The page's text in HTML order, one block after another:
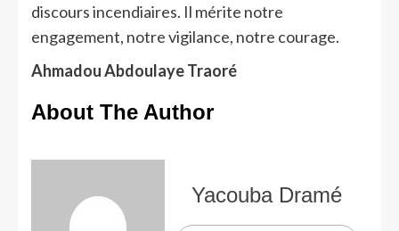
discours incendiaires. Il mérite notre
engagement, notre vigilance, notre courage.
Ahmadou Abdoulaye Traoré
About The Author
Yacouba Dramé